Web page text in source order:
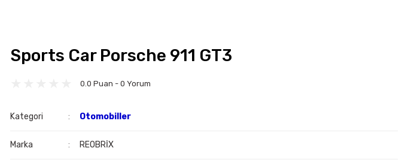
Sports Car Porsche 911 GT3
0.0 Puan - 0 Yorum
Kategori Otomobiller
Marka REOBRİX